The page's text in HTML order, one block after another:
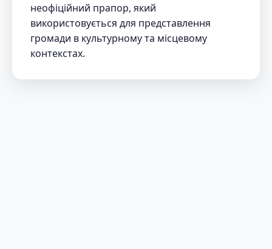
неофіційний прапор, який
використовується для представлення
громади в культурному та місцевому
контекстах.